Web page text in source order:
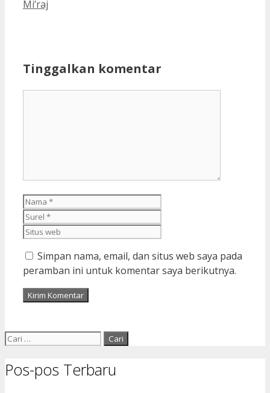
Mi’raj
Tinggalkan komentar
Nama
Simpan nama, email, dan situs web saya pada
peramban ini untuk komentar saya berikutnya.
Cari
Pos-pos Terbaru